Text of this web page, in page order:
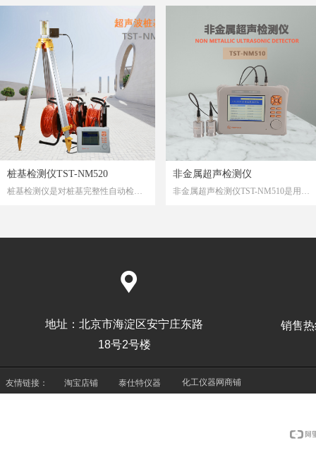
桩基检测仪TST-NM520
桩基检测仪是对桩基完整性自动检测，判定桩身缺陷程度并确定其位置的专业检测仪器。
非金属超声检测仪
非金属超声检测仪TST-NM510是用超声法检测混凝土裂缝深度、不密实区域及蜂窝空洞、结合面质量、表面损伤层厚度、混凝土内部缺陷； 对耐火材料进行质量检测；可进行地质勘查、岩体、混凝土等非金属材料力学性能检测。
끇
地址： 北京市海淀区安宁庄东路
18号2号楼
销售
友情链接： 淘宝店铺 泰仕特仪器 化工仪器网商铺